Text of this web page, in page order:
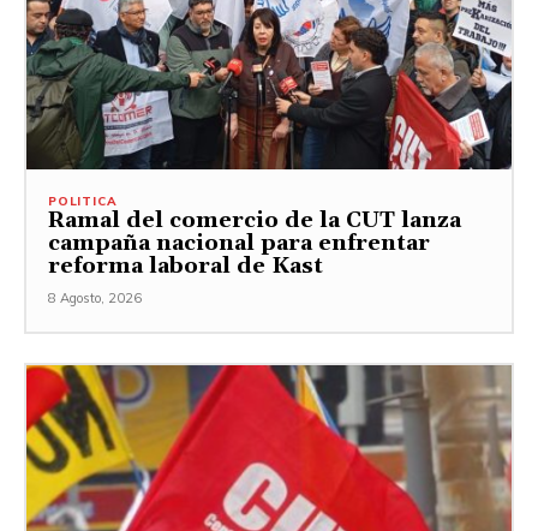
POLITICA
Ramal del comercio de la CUT lanza
campaña nacional para enfrentar
reforma laboral de Kast
8 Agosto, 2026